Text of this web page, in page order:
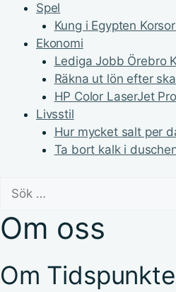
Spel
Kung i Egypten
Ekonomi
Lediga Jobb Örebro
Räkna ut lön efter
HP Color LaserJet
Livsstil
Hur mycket salt per
Ta bort kalk i
efter:
Om oss
Om